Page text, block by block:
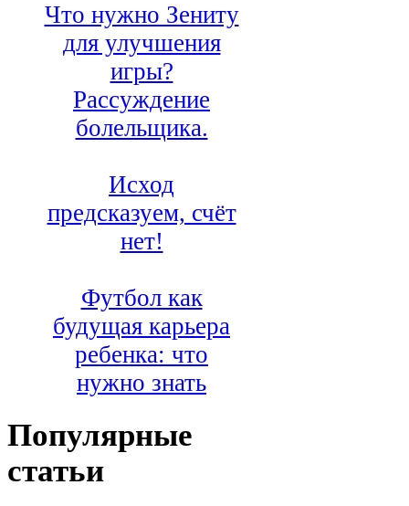
Что нужно Зениту
для улучшения
игры?
Рассуждение
болельщика.
Исход
предсказуем, счёт
нет!
Футбол как
будущая карьера
ребенка: что
нужно знать
Популярные
статьи